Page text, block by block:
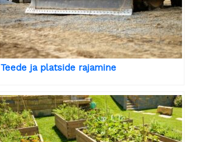
Teede ja platside rajamine